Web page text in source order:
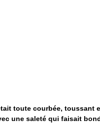
toute courbée, toussant
une saleté qui faisait